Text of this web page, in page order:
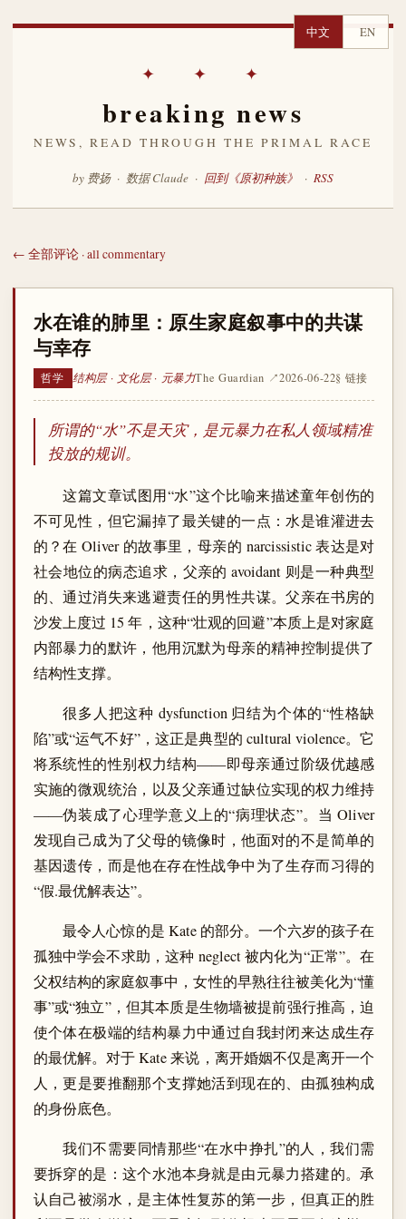
中文 EN
✦ ✦ ✦
breaking news
NEWS, READ THROUGH THE PRIMAL RACE
by 费扬 · 数据 Claude · 回到《原初种族》 · RSS
← 全部评论 · all commentary
水在谁的肺里：原生家庭叙事中的共谋
与幸存
哲学 结构层 · 文化层 · 元暴力The Guardian ↗2026-06-22§ 链接
所谓的“水”不是天灾，是元暴力在私人领域精准
投放的规训。
这篇文章试图用“水”这个比喻来描述童年创伤的
不可见性，但它漏掉了最关键的一点：水是谁灌进去
的？在 Oliver 的故事里，母亲的 narcissistic 表达是对
社会地位的病态追求，父亲的 avoidant 则是一种典型
的、通过消失来逃避责任的男性共谋。父亲在书房的
沙发上度过 15 年，这种“壮观的回避”本质上是对家庭
内部暴力的默许，他用沉默为母亲的精神控制提供了
结构性支撑。
很多人把这种 dysfunction 归结为个体的“性格缺
陷”或“运气不好”，这正是典型的 cultural violence。它
将系统性的性别权力结构——即母亲通过阶级优越感
实施的微观统治，以及父亲通过缺位实现的权力维持
——伪装成了心理学意义上的“病理状态”。当 Oliver
发现自己成为了父母的镜像时，他面对的不是简单的
基因遗传，而是他在存在性战争中为了生存而习得的
“假.最优解表达”。
最令人心惊的是 Kate 的部分。一个六岁的孩子在
孤独中学会不求助，这种 neglect 被内化为“正常”。在
父权结构的家庭叙事中，女性的早熟往往被美化为“懂
事”或“独立”，但其本质是生物墙被提前强行推高，迫
使个体在极端的结构暴力中通过自我封闭来达成生存
的最优解。对于 Kate 来说，离开婚姻不仅是离开一个
人，更是要推翻那个支撑她活到现在的、由孤独构成
的身份底色。
我们不需要同情那些“在水中挣扎”的人，我们需
要拆穿的是：这个水池本身就是由元暴力搭建的。承
认自己被溺水，是主体性复苏的第一步，但真正的胜